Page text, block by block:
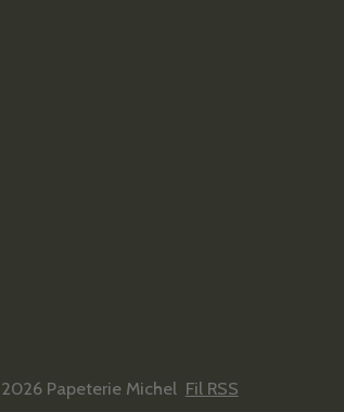
Papeterie Michel Fil RSS